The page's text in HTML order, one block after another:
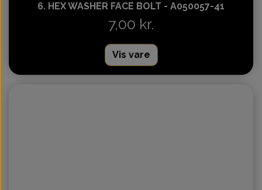
6. HEX WASHER FACE BOLT - A050057-41
7,00 kr.
Vis vare